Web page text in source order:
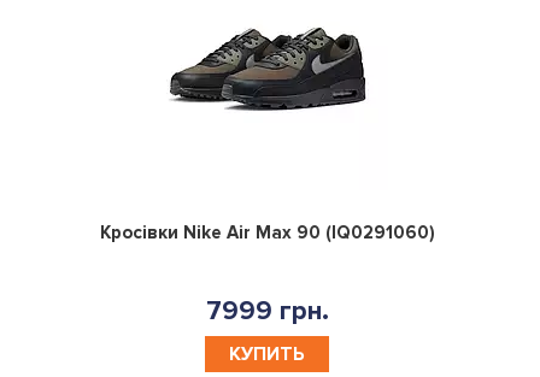
0
Кросівки Nike Air Max 90 (IQ0291060)
7999 грн.
КУПИТЬ